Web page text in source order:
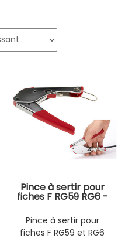
Pince à sertir pour
fiches F RG59 RG6 -
REPLIABLE
Pince à sertir pour
fiches F RG59 et RG6